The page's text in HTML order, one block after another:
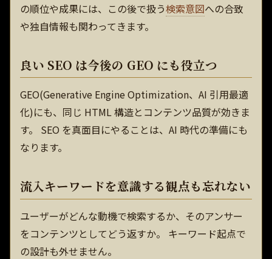
の順位や成果には、この後で扱う検索意図への合致
や独自情報も関わってきます。
良い SEO は今後の GEO にも役立つ
GEO(Generative Engine Optimization、AI 引用最適
化)にも、同じ HTML 構造とコンテンツ品質が効きま
す。 SEO を真面目にやることは、AI 時代の準備にも
なります。
流入キーワードを意識する観点も忘れない
ユーザーがどんな動機で検索するか、そのアンサー
をコンテンツとしてどう返すか。 キーワード起点で
の設計も外せません。